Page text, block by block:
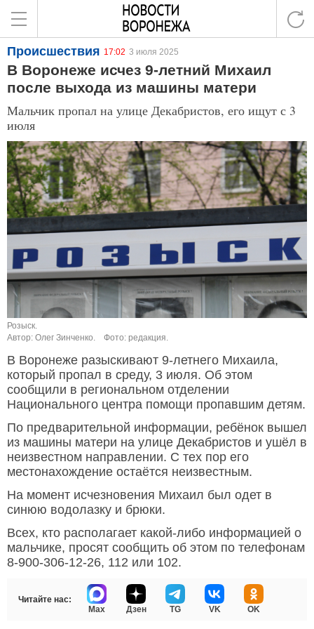
Происшествия 17:02 3 июля 2025
В Воронеже исчез 9-летний Михаил
после выхода из машины матери
Мальчик пропал на улице Декабристов, его ищут с 3
июля
Розыск.
Автор: Олег Зинченко.
Фото: редакция.
В Воронеже разыскивают 9-летнего Михаила,
который пропал в среду, 3 июля. Об этом
сообщили в региональном отделении
Национального центра помощи пропавшим детям.
По предварительной информации, ребёнок вышел
из машины матери на улице Декабристов и ушёл в
неизвестном направлении. С тех пор его
местонахождение остаётся неизвестным.
На момент исчезновения Михаил был одет в
синюю водолазку и брюки.
Всех, кто располагает какой-либо информацией о
мальчике, просят сообщить об этом по телефонам
8-900-306-12-26, 112 или 102.
Читайте нас:
Max
Дзен TG VK OK